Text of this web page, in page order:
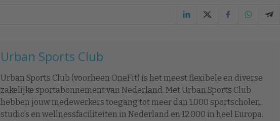
Urban Sports Club
Urban Sports Club (voorheen OneFit) is het meest flexibele en diverse
zakelijke sportabonnement van Nederland. Met Urban Sports Club
hebben jouw medewerkers toegang tot meer dan 1.000 sportscholen,
studio’s en wellnessfaciliteiten in Nederland en 12.000 in heel Europa.